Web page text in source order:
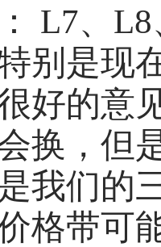
、L8
别是现
好的意
换，但
我们的
格带可